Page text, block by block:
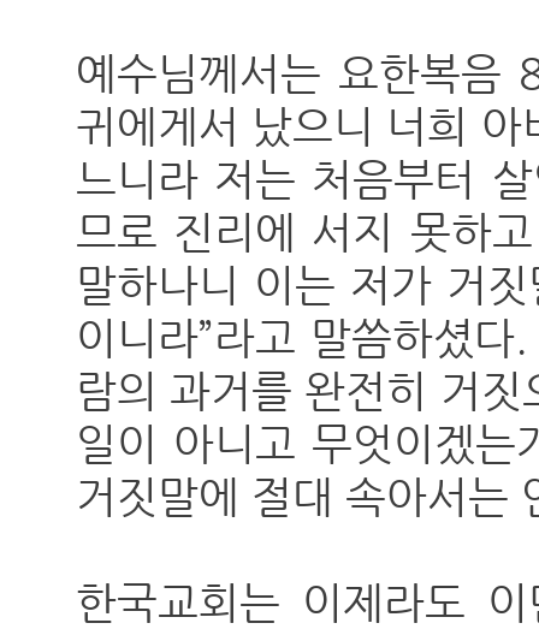
예수님께서는 요한복음
귀에게서 났으니 너희
느니라 저는 처음부터
므로 진리에 서지 못하
말하나니 이는 저가 거
이니라”라고 말씀하셨
람의 과거를 완전히 거
일이 아니고 무엇이겠는
거짓말에 절대 속아서는
한국교회는 이제라도